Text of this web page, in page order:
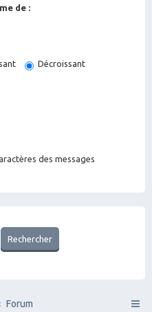
de :
Décroissant
des messages
Forum